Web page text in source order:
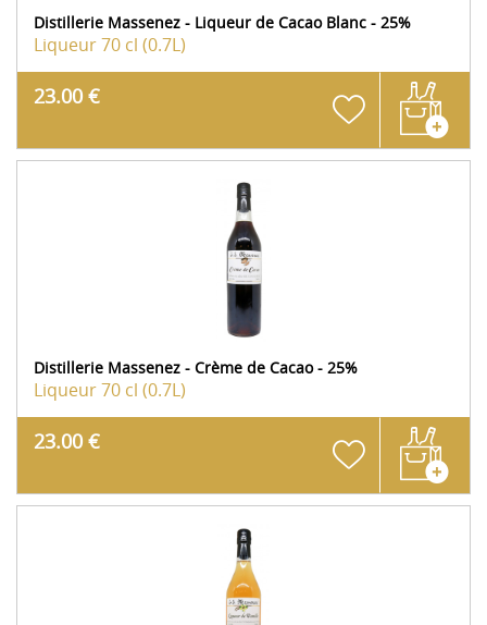
Distillerie Massenez - Liqueur de Cacao Blanc - 25%
Liqueur70 cl (0.7L)
23.00 €
Distillerie Massenez - Crème de Cacao - 25%
Liqueur70 cl (0.7L)
23.00 €